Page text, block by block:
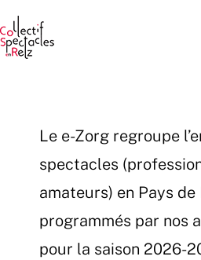
au
contenu
Le e-Zorg regroupe
spectacles
amateurs) en Pays de
programmés par nos
pour la saison 2026-